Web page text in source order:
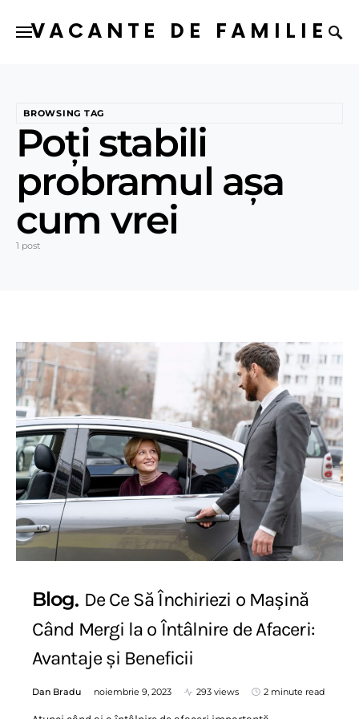
VACANTE DE FAMILIE
BROWSING TAG
Poți stabili
probramul așa
cum vrei
1 post
Blog De Ce Să Închiriezi o Mașină
Când Mergi la o Întâlnire de Afaceri:
Avantaje și Beneficii
Dan Bradu noiembrie 9, 2023 293 views 2 minute read